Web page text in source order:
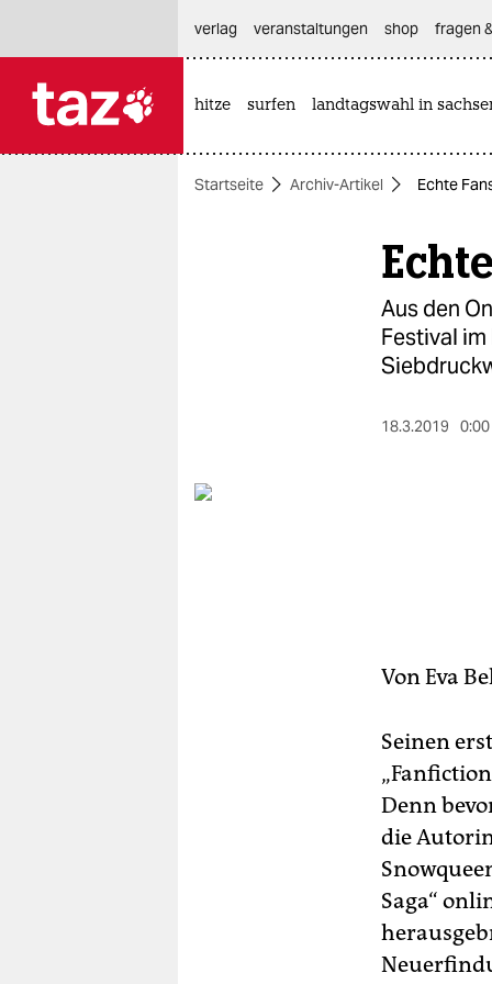
themen
berlin
verlag
veranstaltungen shop fragen
hitze surfen landtagswahl in
Startseite Archiv-Artikel Echte
Aus den
Festival
18.3.2019
VonEva
Seinen
Denn
die
Saga“